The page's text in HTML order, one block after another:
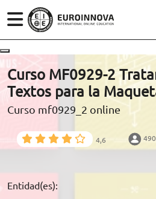
ÁREAS
ESTUDIOS
CONOCE EUROINNOVA
CONTACTO
(+34)958 050 200(gratuito en
900 831 200
formacion@euroinnova.com
TRABAJA CON NOSOTROS
Curso MF0929-2
Textos para la
Curso mf0929_2 online
4,6
Entidad(es):